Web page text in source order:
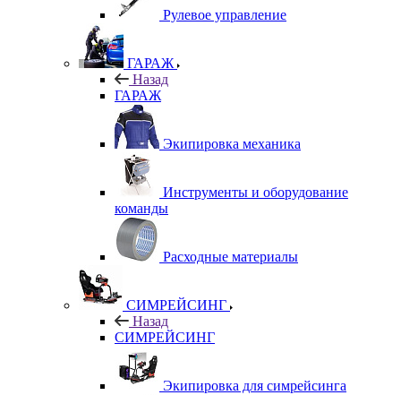
Рулевое управление
ГАРАЖ
Назад
ГАРАЖ
Экипировка механика
Инструменты и оборудование
команды
Расходные материалы
СИМРЕЙСИНГ
Назад
СИМРЕЙСИНГ
Экипировка для симрейсинга